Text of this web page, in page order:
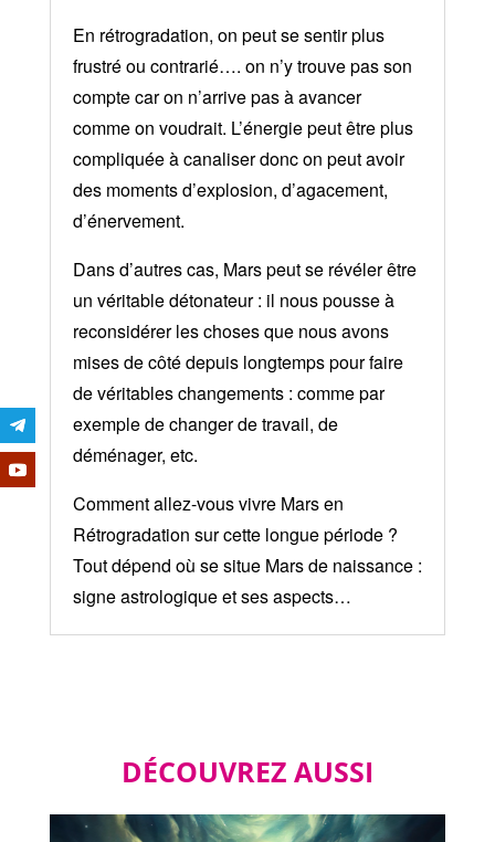
En rétrogradation, on peut se sentir plus
frustré ou contrarié…. on n’y trouve pas son
compte car on n’arrive pas à avancer
comme on voudrait. L’énergie peut être plus
compliquée à canaliser donc on peut avoir
des moments d’explosion, d’agacement,
d’énervement.
Dans d’autres cas, Mars peut se révéler être
un véritable détonateur : il nous pousse à
reconsidérer les choses que nous avons
mises de côté depuis longtemps pour faire
de véritables changements : comme par
exemple de changer de travail, de
déménager, etc.
Comment allez-vous vivre Mars en
Rétrogradation sur cette longue période ?
Tout dépend où se situe Mars de naissance :
signe astrologique et ses aspects…
DÉCOUVREZ AUSSI